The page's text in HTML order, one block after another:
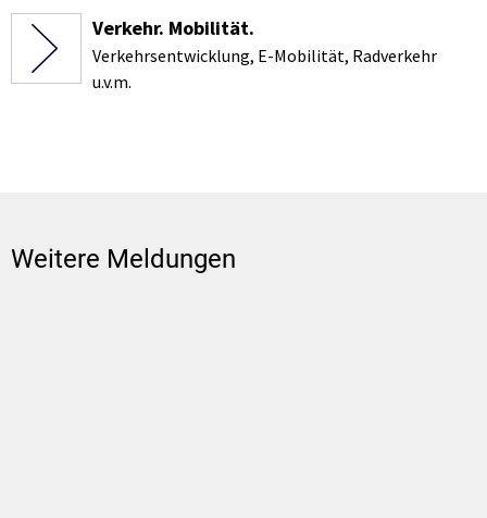
Verkehr. Mobilität.
Verkehrsentwicklung, E-Mobilität, Radverkehr
u.v.m.
Weitere Meldungen